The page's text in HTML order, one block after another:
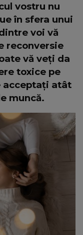
vostru nu
în sfera unui
voi vă
reconversie
vă veți da
toxice pe
acceptați atât
muncă.